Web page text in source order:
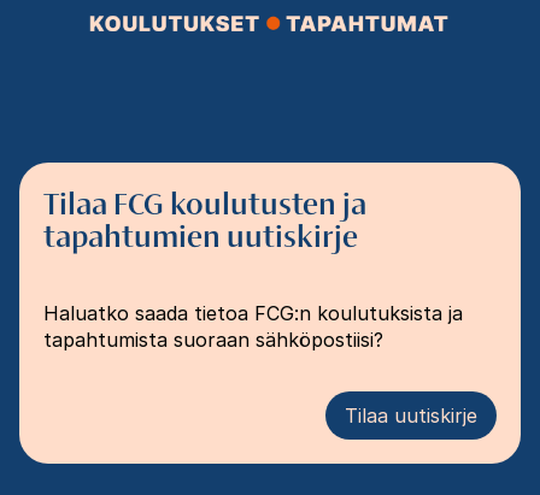
Tilaa FCG koulutusten ja
tapahtumien uutiskirje
Haluatko saada tietoa FCG:n koulutuksista ja
tapahtumista suoraan sähköpostiisi?
Tilaa uutiskirje